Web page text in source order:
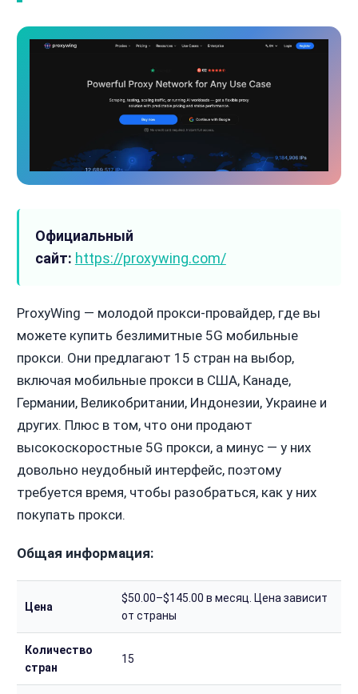
Официальный
сайт: https://proxywing.com/
ProxyWing — молодой прокси-провайдер, где вы
можете купить безлимитные 5G мобильные
прокси. Они предлагают 15 стран на выбор,
включая мобильные прокси в США, Канаде,
Германии, Великобритании, Индонезии, Украине и
других. Плюс в том, что они продают
высокоскоростные 5G прокси, а минус — у них
довольно неудобный интерфейс, поэтому
требуется время, чтобы разобраться, как у них
покупать прокси.
Общая информация:
Цена
$50.00–$145.00 в месяц. Цена зависит
от страны
Количество
стран
15